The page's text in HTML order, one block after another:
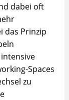
dabei oft
das Prinzip
Spaces
zu